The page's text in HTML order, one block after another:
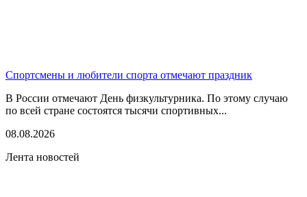
Спортсмены и любители спорта отмечают праздник
В России отмечают День физкультурника. По этому случаю
по всей стране состоятся тысячи спортивных...
08.08.2026
Лента новостей